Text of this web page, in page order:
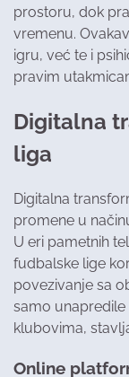
prostoru, dok
vremenu.
igru, već te i
pravim
Digitalna
liga
Digitalna
promene u
U eri pametnih
fudbalske lige
povezivanje sa
samo unapredile
klubovima,
Online